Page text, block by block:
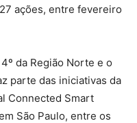
ações, entre fevereiro
da Região Norte e o
parte das iniciativas da
Connected Smart
São Paulo, entre os